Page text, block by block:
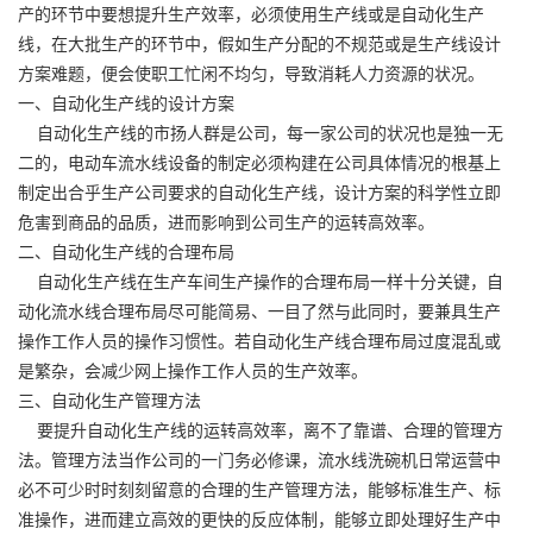
产的环节中要想提升生产效率，必须使用生产线或是自动化生产
线，在大批生产的环节中，假如生产分配的不规范或是生产线设计
方案难题，便会使职工忙闲不均匀，导致消耗人力资源的状况。
一、自动化生产线的设计方案
自动化生产线的市扬人群是公司，每一家公司的状况也是独一无
二的，电动车流水线设备的制定必须构建在公司具体情况的根基上
制定出合乎生产公司要求的自动化生产线，设计方案的科学性立即
危害到商品的品质，进而影响到公司生产的运转高效率。
二、 自动化生产线的合理布局
自动化生产线在生产车间生产操作的合理布局一样十分关键，自
动化流水线合理布局尽可能简易、一目了然与此同时，要兼具生产
操作工作人员的操作习惯性。若自动化生产线合理布局过度混乱或
是繁杂，会减少网上操作工作人员的生产效率。
三、自动化生产管理方法
要提升自动化生产线的运转高效率，离不了靠谱、合理的管理方
法。管理方法当作公司的一门务必修课，流水线洗碗机日常运营中
必不可少时时刻刻留意的合理的生产管理方法，能够标准生产、标
准操作，进而建立高效的更快的反应体制，能够立即处理好生产中